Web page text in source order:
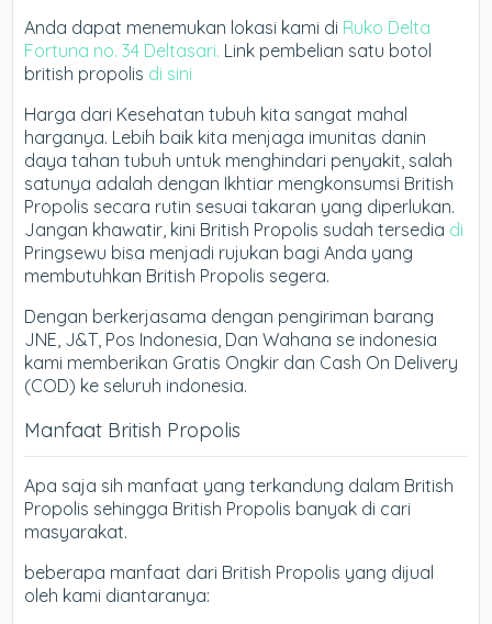
Anda dapat menemukan lokasi kami di Ruko Delta
Fortuna no. 34 Deltasari. Link pembelian satu botol
british propolis di sini
Harga dari Kesehatan tubuh kita sangat mahal
harganya. Lebih baik kita menjaga imunitas danin
daya tahan tubuh untuk menghindari penyakit, salah
satunya adalah dengan Ikhtiar mengkonsumsi British
Propolis secara rutin sesuai takaran yang diperlukan.
Jangan khawatir, kini British Propolis sudah tersedia di
Pringsewu bisa menjadi rujukan bagi Anda yang
membutuhkan British Propolis segera.
Dengan berkerjasama dengan pengiriman barang
JNE, J&T, Pos Indonesia, Dan Wahana se indonesia
kami memberikan Gratis Ongkir dan Cash On Delivery
(COD) ke seluruh indonesia.
Manfaat British Propolis
Apa saja sih manfaat yang terkandung dalam British
Propolis sehingga British Propolis banyak di cari
masyarakat.
beberapa manfaat dari British Propolis yang dijual
oleh kami diantaranya: